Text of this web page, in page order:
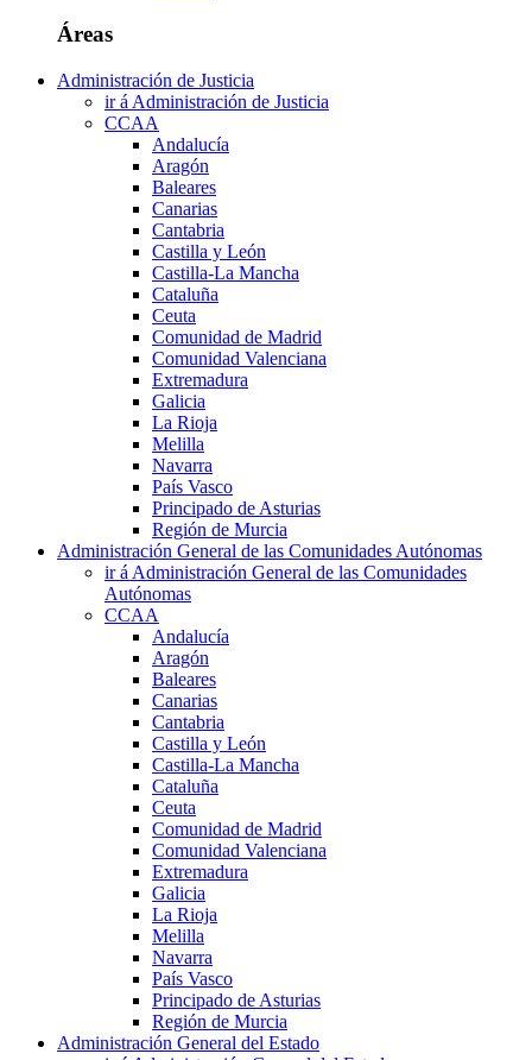
Áreas
Administración de Justicia
ir á Administración de Justicia
CCAA
Andalucía
Aragón
Baleares
Canarias
Cantabria
Castilla y León
Castilla-La Mancha
Cataluña
Ceuta
Comunidad de Madrid
Comunidad Valenciana
Extremadura
Galicia
La Rioja
Melilla
Navarra
País Vasco
Principado de Asturias
Región de Murcia
Administración General de las Comunidades Autónomas
ir á Administración General de las Comunidades
Autónomas
CCAA
Andalucía
Aragón
Baleares
Canarias
Cantabria
Castilla y León
Castilla-La Mancha
Cataluña
Ceuta
Comunidad de Madrid
Comunidad Valenciana
Extremadura
Galicia
La Rioja
Melilla
Navarra
País Vasco
Principado de Asturias
Región de Murcia
Administración General del Estado